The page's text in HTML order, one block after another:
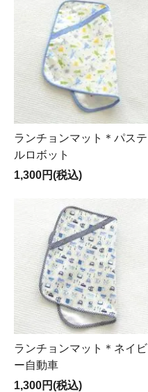
ランチョンマット＊パステ
ルロボット
1,300円(税込)
ランチョンマット＊ネイビ
ー自動車
1,300円(税込)